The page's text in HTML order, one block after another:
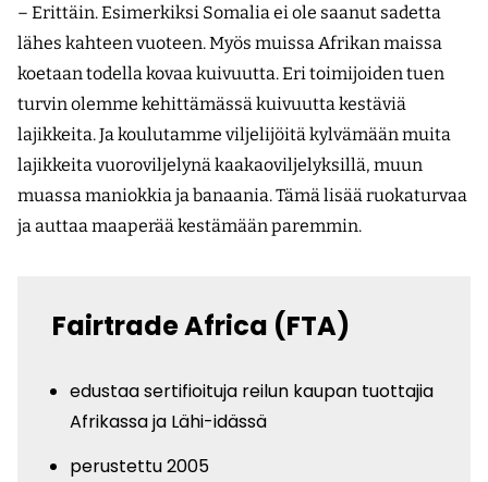
– Erittäin. Esimerkiksi Somalia ei ole saanut sadetta
lähes kahteen vuoteen. Myös muissa Afrikan maissa
koetaan todella kovaa kuivuutta. Eri toimijoiden tuen
turvin olemme kehittämässä kuivuutta kestäviä
lajikkeita. Ja koulutamme viljelijöitä kylvämään muita
lajikkeita vuoroviljelynä kaakaoviljelyksillä, muun
muassa maniokkia ja banaania. Tämä lisää ruokaturvaa
ja auttaa maaperää kestämään paremmin.
Fairtrade Africa (FTA)
edustaa sertifioituja reilun kaupan tuottajia
Afrikassa ja Lähi-idässä
perustettu 2005